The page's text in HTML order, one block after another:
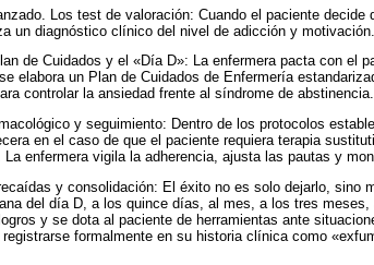
Los test de valoración: Cuando el paciente
un diagnóstico clínico del nivel de adicción y motivación.
de Cuidados y el «Día D»: La enfermera pacta con el
elabora un Plan de Cuidados de Enfermería
controlar la ansiedad frente al síndrome de abstinencia.
y seguimiento: Dentro de los protocolos
en el caso de que el paciente requiera terapia
La enfermera vigila la adherencia, ajusta las pautas y
y consolidación: El éxito no es solo dejarlo, sino
del día D, a los quince días, al mes, a los tres
y se dota al paciente de herramientas ante
formalmente en su historia clínica como